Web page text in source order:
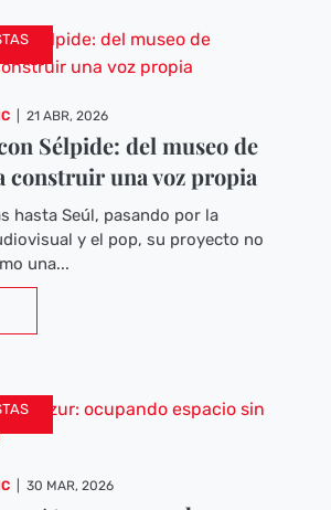
21 ABR, 2026
Sélpide: del museo de
construir una voz propia
hasta Seúl, pasando por la
y el pop, su proyecto no
una...
30 MAR, 2026